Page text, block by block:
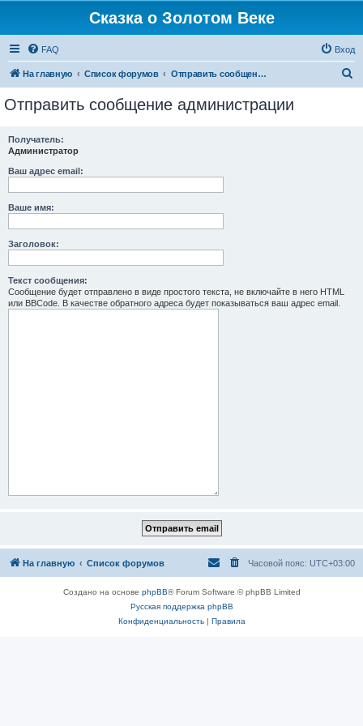
Сказка о Золотом Веке
FAQ Вход
На главную Список форумов Отправить сообщение администрации
Отправить сообщение администрации
Получатель:
Администратор
Ваш адрес email:
Ваше имя:
Заголовок:
Текст сообщения:
Сообщение будет отправлено в виде простого текста, не включайте в него HTML
или BBCode. В качестве обратного адреса будет показываться ваш адрес email.
На главную Список форумов Часовой пояс: UTC+03:00
Создано на основе phpBB® Forum Software © phpBB Limited
Русская поддержка phpBB
Конфиденциальность| Правила